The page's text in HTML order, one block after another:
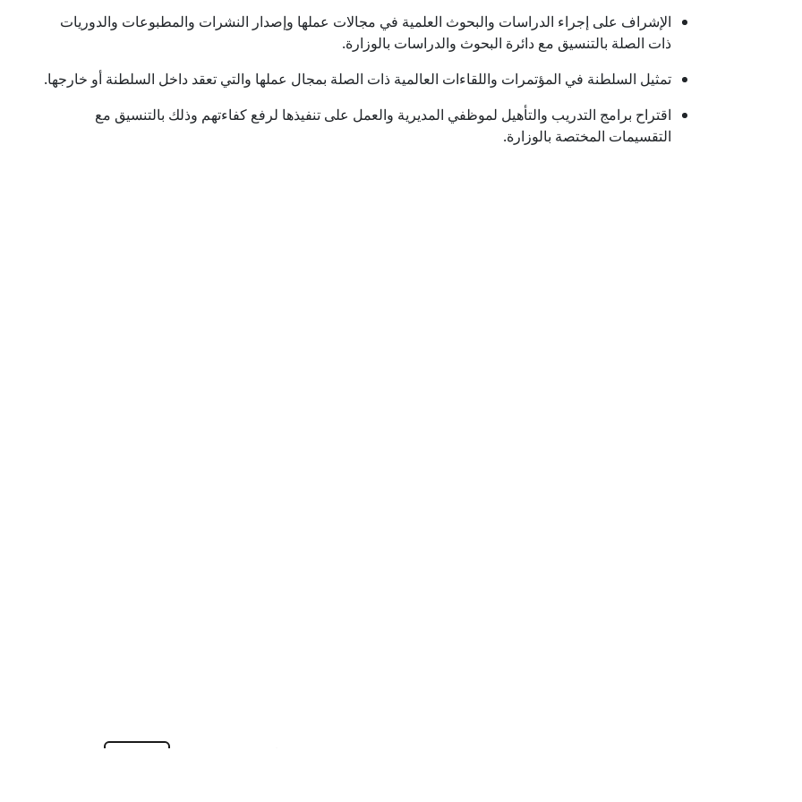
الإشراف على إجراء الدراسات والبحوث العلمية في مجالات عملها وإصدار النشرات والمطبوعات والدوريات
ذات الصلة بالتنسيق مع دائرة البحوث والدراسات بالوزارة.
تمثيل السلطنة في المؤتمرات واللقاءات العالمية ذات الصلة بمجال عملها والتي تعقد داخل السلطنة أو خارجها.
اقتراح برامج التدريب والتأهيل لموظفي المديرية والعمل على تنفيذها لرفع كفاءتهم وذلك بالتنسيق مع
التقسيمات المختصة بالوزارة.​